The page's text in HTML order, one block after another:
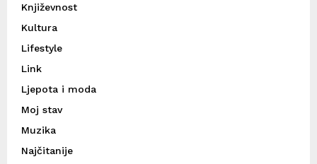
Književnost
Kultura
Lifestyle
Link
Ljepota i moda
Moj stav
Muzika
Najčitanije